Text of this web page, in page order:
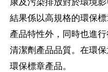
康及污染排放對於環境
結果係以高規格的環保
產品特性外，同時也進
清潔劑產品品質。在環
環保標章產品。